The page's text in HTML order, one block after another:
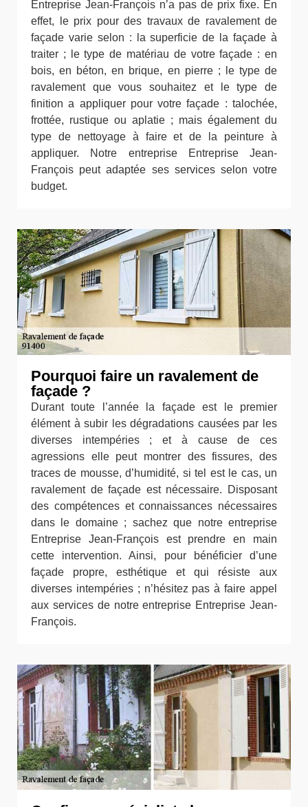
Entreprise Jean-François n’a pas de prix fixe. En
effet, le prix pour des travaux de ravalement de
façade varie selon : la superficie de la façade à
traiter ; le type de matériau de votre façade : en
bois, en béton, en brique, en pierre ; le type de
ravalement que vous souhaitez et le type de
finition a appliquer pour votre façade : talochée,
frottée, rustique ou aplatie ; mais également du
type de nettoyage à faire et de la peinture à
appliquer. Notre entreprise Entreprise Jean-
François peut adaptée ses services selon votre
budget.
Pourquoi faire un ravalement de
façade ?
Durant toute l’année la façade est le premier
élément à subir les dégradations causées par les
diverses intempéries ; et à cause de ces
agressions elle peut montrer des fissures, des
traces de mousse, d’humidité, si tel est le cas, un
ravalement de façade est nécessaire. Disposant
des compétences et connaissances nécessaires
dans le domaine ; sachez que notre entreprise
Entreprise Jean-François est prendre en main
cette intervention. Ainsi, pour bénéficier d’une
façade propre, esthétique et qui résiste aux
diverses intempéries ; n’hésitez pas à faire appel
aux services de notre entreprise Entreprise Jean-
François.